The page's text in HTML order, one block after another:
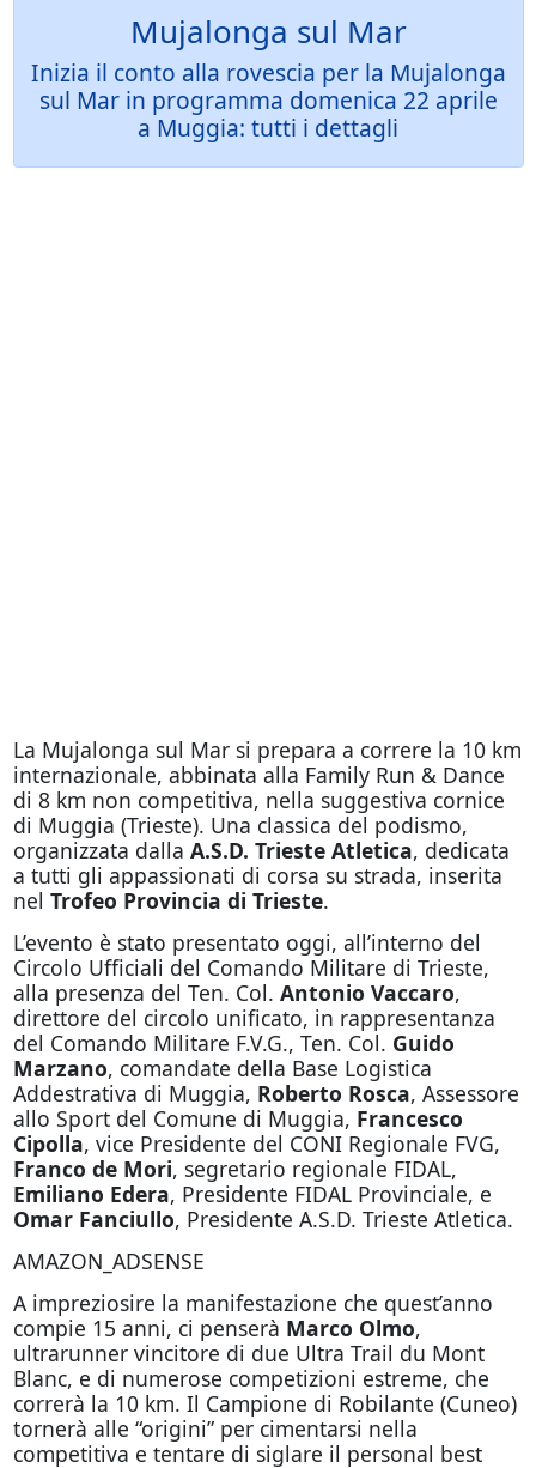
Mujalonga sul Mar
Inizia il conto alla rovescia per la Mujalonga
sul Mar in programma domenica 22 aprile
a Muggia: tutti i dettagli
La Mujalonga sul Mar si prepara a correre la 10 km
internazionale, abbinata alla Family Run & Dance
di 8 km non competitiva, nella suggestiva cornice
di Muggia (Trieste). Una classica del podismo,
organizzata dalla A.S.D. Trieste Atletica, dedicata
a tutti gli appassionati di corsa su strada, inserita
nel Trofeo Provincia di Trieste.
L’evento è stato presentato oggi, all’interno del
Circolo Ufficiali del Comando Militare di Trieste,
alla presenza del Ten. Col. Antonio Vaccaro,
direttore del circolo unificato, in rappresentanza
del Comando Militare F.V.G., Ten. Col. Guido
Marzano, comandate della Base Logistica
Addestrativa di Muggia, Roberto Rosca, Assessore
allo Sport del Comune di Muggia, Francesco
Cipolla, vice Presidente del CONI Regionale FVG,
Franco de Mori, segretario regionale FIDAL,
Emiliano Edera, Presidente FIDAL Provinciale, e
Omar Fanciullo, Presidente A.S.D. Trieste Atletica.
AMAZON_ADSENSE
A impreziosire la manifestazione che quest’anno
compie 15 anni, ci penserà Marco Olmo,
ultrarunner vincitore di due Ultra Trail du Mont
Blanc, e di numerose competizioni estreme, che
correrà la 10 km. Il Campione di Robilante (Cuneo)
tornerà alle “origini” per cimentarsi nella
competitiva e tentare di siglare il personal best